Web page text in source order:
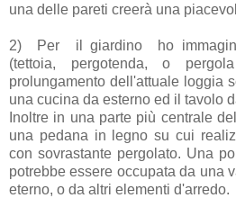
una delle pareti creerà una
2)
Per il giardino ho
(tettoia, pergotenda, o
prolungamento dell'attuale loggia
una cucina da esterno ed il tavolo
Inoltre in una parte più centrale
una pedana in legno su cui
con sovrastante pergolato. Una
potrebbe essere occupata da una
eterno, o da altri elementi d'arredo.